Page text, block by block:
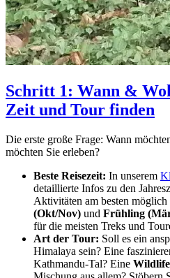
Schritt 1: Wann &
Zeit und Tour finden
Die erste große Frage: Wann
möchten Sie erleben?
Beste Reisezeit: In unserem
detaillierte Infos zu den
Aktivitäten am besten
(Okt/Nov) und Frühling
für die meisten Treks und
Art der Tour: Soll es ein
Himalaya sein? Eine
Kathmandu-Tal? Eine